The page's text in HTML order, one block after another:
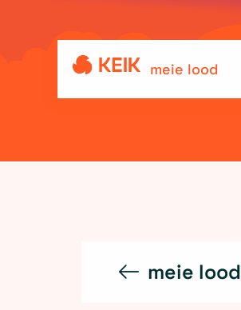
meie lood
meie lood